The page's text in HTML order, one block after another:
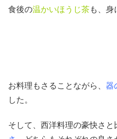
食後の温かいほうじ茶も、身
お料理もさることながら、 器
した。
そして、西洋料理の豪快さと